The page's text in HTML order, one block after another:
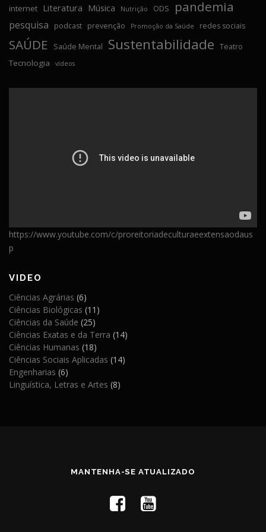
internet Literatura Música Nutrição ODS pandemia
pesquisa podcast prevenção Promoção da Saúde redes sociais
SAÚDE Saúde Mental Sustentabilidade Teatro
Tecnologia vídeos
https://www.youtube.com/c/proreitoriadeculturaeextensaodaus
p
VIDEO
Ciências Agrárias (6)
Ciências Biológicas (11)
Ciências da Saúde (25)
Ciências Exatas e da Terra (14)
Ciências Humanas (18)
Ciências Sociais Aplicadas (14)
Engenharias (6)
Linguística, Letras e Artes (8)
MANTENHA-SE ATUALIZADO